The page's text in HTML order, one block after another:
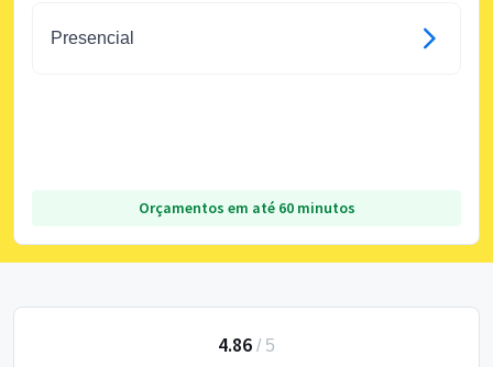
Presencial
Orçamentos em até 60 minutos
4.86 / 5